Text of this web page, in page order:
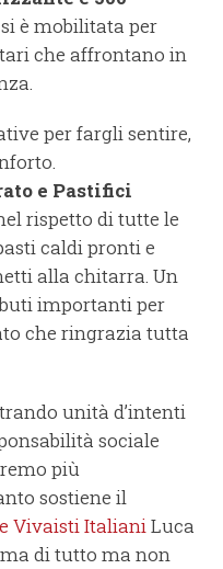
è mobilitata per
che affrontano in
per fargli sentire,
e Pastifici
rispetto di tutte le
caldi pronti e
alla chitarra. Un
importanti per
che ringrazia tutta
unità d’intenti
sociale
più
sostiene il
Vivaisti ItalianiLuca
di tutto ma non